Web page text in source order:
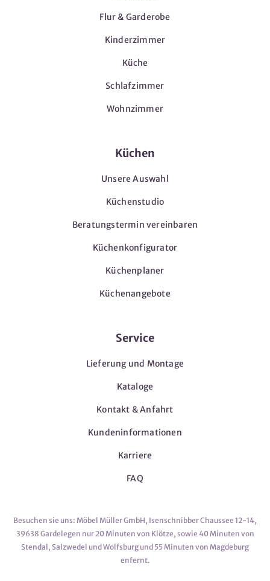
Flur & Garderobe
Kinderzimmer
Küche
Schlafzimmer
Wohnzimmer
Küchen
Unsere Auswahl
Küchenstudio
Beratungstermin vereinbaren
Küchenkonfigurator
Küchenplaner
Küchenangebote
Service
Lieferung und Montage
Kataloge
Kontakt & Anfahrt
Kundeninformationen
Karriere
FAQ
Besuchen sie uns: Möbel Müller GmbH, Isenschnibber Chaussee 12-14,
39638 Gardelegen nur 20 Minuten von Klötze, sowie 40 Minuten von
Stendal, Salzwedel und Wolfsburg und 55 Minuten von Magdeburg
enfernt.